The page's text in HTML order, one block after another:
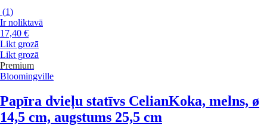
(1)
Ir noliktavā
17,40 €
Likt grozā
Likt grozā
Premium
Bloomingville
Papīra dvieļu statīvs CelianKoka, melns, ø
14,5 cm, augstums 25,5 cm